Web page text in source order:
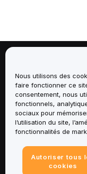
Services
Assistance
Produits
Mentions
Nous utilisons des
faire fonctionner ce
consentement, nous
fonctionnels,
sociaux pour
l’utilisation du site,
fonctionnalités de
Autoriser tous
cookies